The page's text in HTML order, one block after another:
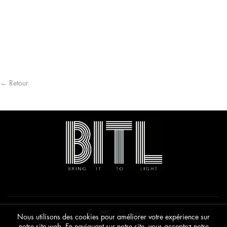
← Retour
Nous utilisons des cookies pour améliorer votre expérience sur